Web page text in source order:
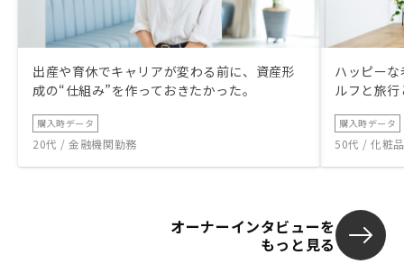
出産や育休でキャリアが変わる前に、資産形
成の“仕組み”を作っておきたかった。
購入時データ
20代 / 金融機関勤務
ハッピー
ルフと旅
購入時データ
50代 / 化粧
オーナーインタビューを
もっと見る